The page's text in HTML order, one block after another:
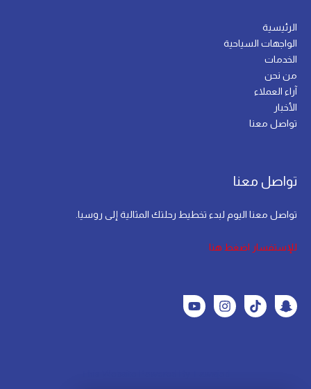
الرئيسية
الواجهات السياحية
الخدمات
من نحن
آراء العملاء
الأخبار
تواصل معنا
تواصل معنا
تواصل معنا اليوم لبدء تخطيط رحلتك المثالية إلى روسيا.
للإستفسار اضغط هنا